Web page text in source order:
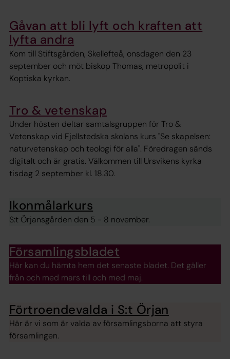
Gåvan att bli lyft och kraften att
lyfta andra
Kom till Stiftsgården, Skellefteå, onsdagen den 23
september och möt biskop Thomas, metropolit i
Koptiska kyrkan.
Tro & vetenskap
Under hösten deltar samtalsgruppen för Tro &
Vetenskap vid Fjellstedska skolans kurs "Se skapelsen:
naturvetenskap och teologi för alla". Föredragen sänds
digitalt och är gratis. Välkommen till Ursvikens kyrka
tisdag 2 september kl. 18.30.
Ikonmålarkurs
S:t Örjansgården den 5 - 8 november.
Församlingsbladet
Här kan du hämta hem det senaste bladet. Det gäller
från och med mars till och med maj.
Förtroendevalda i S:t Örjan
Här är vi som är valda av församlingsborna att styra
församlingen.